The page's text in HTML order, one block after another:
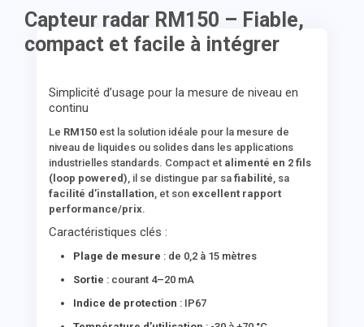
Capteur radar RM150 – Fiable,
compact et facile à intégrer
Simplicité d’usage pour la mesure de niveau en
continu
Le RM150 est la solution idéale pour la mesure de
niveau de liquides ou solides dans les applications
industrielles standards. Compact et alimenté en 2 fils
(loop powered), il se distingue par safiabilité, sa
facilité d’installation, et son excellent rapport
performance/prix.
Caractéristiques clés :
Plage de mesure : de 0,2 à 15 mètres
Sortie : courant 4–20 mA
Indice de protection : IP67